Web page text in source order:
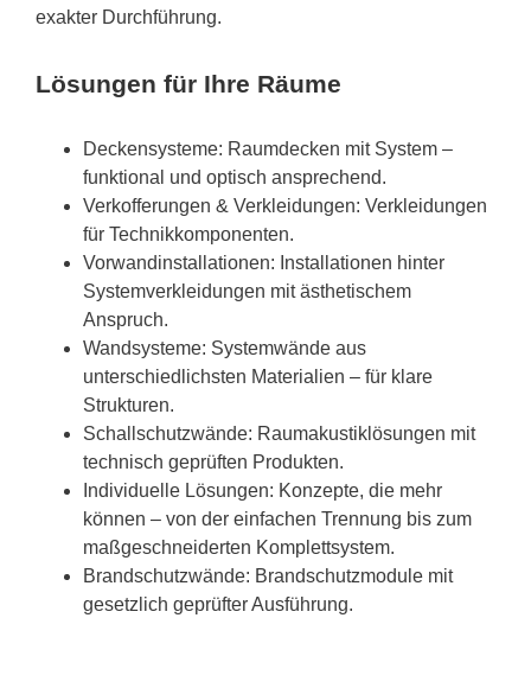
exakter Durchführung.
Lösungen für Ihre Räume
Deckensysteme: Raumdecken mit System –
funktional und optisch ansprechend.
Verkofferungen & Verkleidungen: Verkleidungen
für Technikkomponenten.
Vorwandinstallationen: Installationen hinter
Systemverkleidungen mit ästhetischem
Anspruch.
Wandsysteme: Systemwände aus
unterschiedlichsten Materialien – für klare
Strukturen.
Schallschutzwände: Raumakustiklösungen mit
technisch geprüften Produkten.
Individuelle Lösungen: Konzepte, die mehr
können – von der einfachen Trennung bis zum
maßgeschneiderten Komplettsystem.
Brandschutzwände: Brandschutzmodule mit
gesetzlich geprüfter Ausführung.